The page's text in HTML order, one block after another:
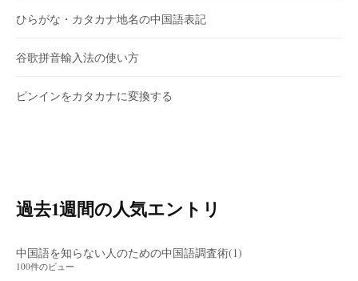
ひらがな・カタカナ地名の中国語表記
谷歌拼音輸入法の使い方
ピンインをカタカナに変換する
過去1週間の人気エントリ
中国語を知らない人のための中国語調査術(1)
100件のビュー